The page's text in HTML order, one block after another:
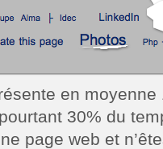
en
30% du
page web et